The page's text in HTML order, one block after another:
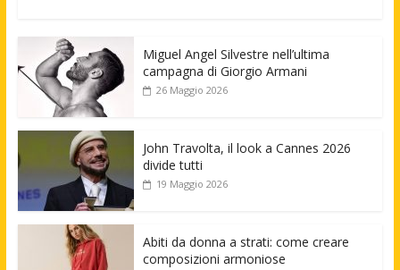
Miguel Angel Silvestre nell’ultima
campagna di Giorgio Armani
26 Maggio 2026
John Travolta, il look a Cannes 2026
divide tutti
19 Maggio 2026
Abiti da donna a strati: come creare
composizioni armoniose